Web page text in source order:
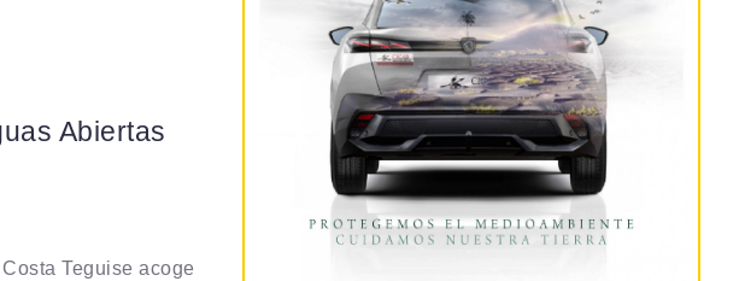
Abiertas
Teguise acoge